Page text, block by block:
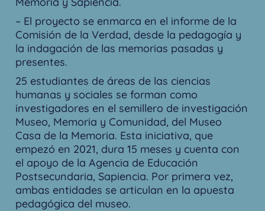
– El proyecto se enmarca en el informe de la
Comisión de la Verdad, desde la pedagogía y
la indagación de las memorias pasadas y
presentes.
25 estudiantes de áreas de las ciencias
humanas y sociales se forman como
investigadores en el semillero de investigación
Museo, Memoria y Comunidad, del Museo
Casa de la Memoria. Esta iniciativa, que
empezó en 2021, dura 15 meses y cuenta con
el apoyo de la Agencia de Educación
Postsecundaria, Sapiencia. Por primera vez,
ambas entidades se articulan en la apuesta
pedagógica del museo.